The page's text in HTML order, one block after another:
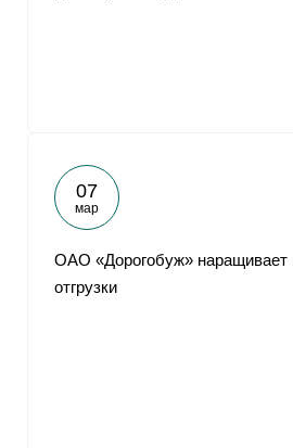
07
мар
ОАО «Дорогобуж» наращивает
отгрузки